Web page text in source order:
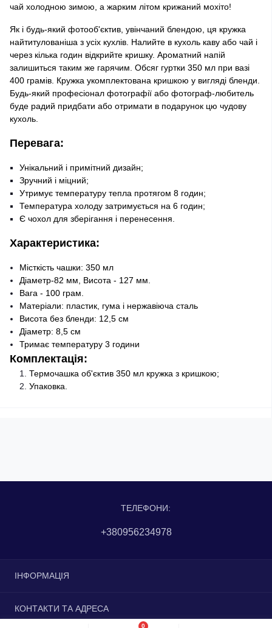
0
чай холодною зимою, а жарким літом крижаний мохіто!
Як і будь-який фотооб'єктив, увінчаний блендою, ця кружка
найтитулованіша з усіх кухлів. Налийте в кухоль каву або чай і
через кілька годин відкрийте кришку. Ароматний напій
залишиться таким же гарячим. Обсяг гуртки 350 мл при вазі
400 грамів. Кружка укомплектована кришкою у вигляді бленди.
Будь-який професіонал фотографії або фотограф-любитель
буде радий придбати або отримати в подарунок цю чудову
кухоль.
Перевага:
Унікальний і примітний дизайн;
Зручний і міцний;
Утримує температуру тепла протягом 8 годин;
Температура холоду затримується на 6 годин;
Є чохол для зберігання і перенесення.
Характеристика:
Місткість чашки: 350 мл
Діаметр-82 мм, Висота - 127 мм.
Вага - 100 грам.
Матеріали: пластик, гума і нержавіюча сталь
Висота без бленди: 12,5 см
Діаметр: 8,5 см
Тримає температуру 3 години
Комплектація:
Термочашка об'єктив 350 мл кружка з кришкою;
Упаковка.
ТЕЛЕФОНИ:
+380956234978
ІНФОРМАЦІЯ
Повернення та обмін
КОНТАКТИ ТА АДРЕСА